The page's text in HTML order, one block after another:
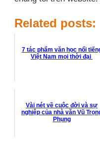
Related posts:
7 tác phẩm văn học nổi
Việt Nam mọi thời đại
Vài nét về cuộc đời và sự
nghiệp của nhà văn Vũ
Phụng